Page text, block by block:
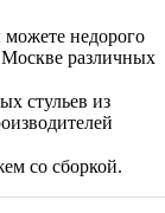
недорого
Москве различных
стульев из
со сборкой.